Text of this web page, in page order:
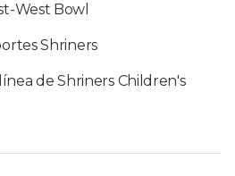
West Bowl
Shriners
de Shriners Children's